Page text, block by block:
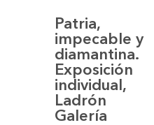
Patria,
impecable y
diamantina.
Exposición
individual,
Ladrón
Galería